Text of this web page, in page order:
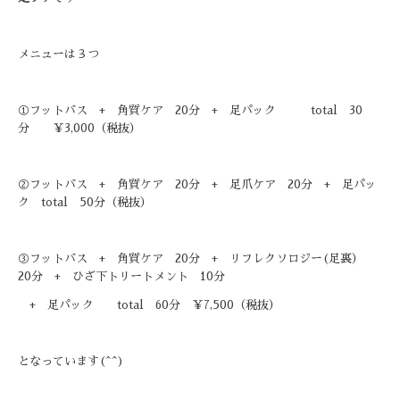
メニューは３つ
①フットバス + 角質ケア 20分 + 足パック
total 30
分 ￥3,000（税抜）
②フットバス + 角質ケア 20分 + 足爪ケア 20分 + 足パッ
ク total 50分（税抜）
③フットバス + 角質ケア 20分 + リフレクソロジー(足裏）
20分 + ひざ下トリートメント 10分
+ 足パック total 60分 ￥7,500（税抜）
となっています(^^)